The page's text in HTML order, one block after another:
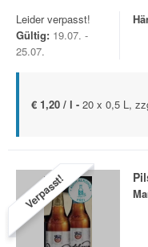
Leider verpasst!
Gültig: 19.07. -
25.07.
€ 1,20 / l - 20 x 0,5 L,
Verpasst!